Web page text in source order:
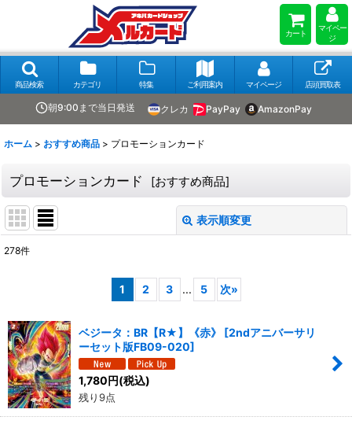
カート
マイペー
ジ
商品検索 カテゴリ 特集 ご利用案内 マイページ 店頭買取表
朝9:00まで当日発送 クレカ PayPay AmazonPay
ホーム > おすすめ商品 > プロモーションカード
プロモーションカード [おすすめ商品]
表示順変更
並び順:
278件
1 2 3 ... 5 次»
ベジータ：BR【R★】《赤》 [2ndアニバーサリ
ーセット版FB09-020]
1,780円(税込)
残り9点